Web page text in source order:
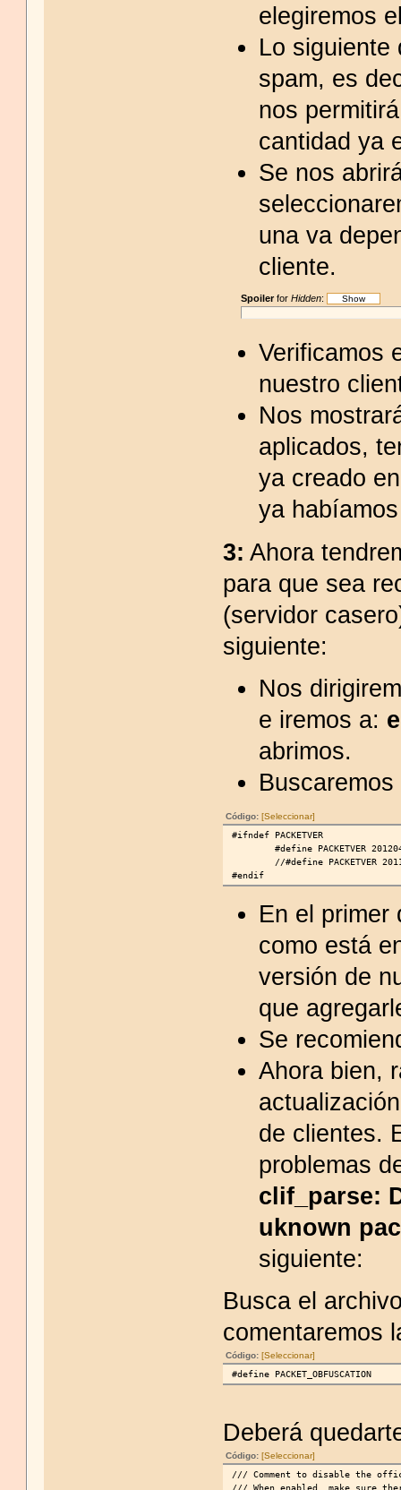
elegiremos
Lo siguiente
spam, es
nos
cantidad ya
Se nos
una va
cliente.
SpoilerforHidden:
Verificamos
nuestro
Nos
aplicados,
ya creado
ya
3: Ahora
para que sea
(servidor
siguiente:
Nos
e iremos a:
abrimos.
Código: [Seleccionar]
#ifndef PACKETVER
#define PACKETVER
//#define PACKETVER
#endif
En el primer
como está
versión de
que
Se
Ahora bien,
de clientes.
problemas
clif_parse:
uknown
siguiente:
Busca el
comentaremos
Código: [Seleccionar]
#define PACKET_OBFUSCATION
Deberá
Código: [Seleccionar]
/// Comment to disable the